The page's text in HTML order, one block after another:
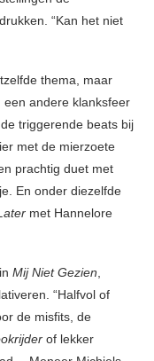
“Kan het niet
thema, maar
een andere klanksfeer
triggerende beats bij
met de mierzoete
prachtig duet met
En onder diezelfde
met Hannelore
Mij Niet Gezien
“Halfvol of
de misfits, de
of lekker